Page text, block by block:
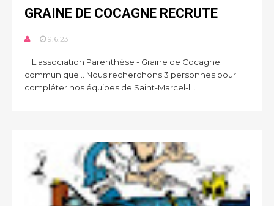
GRAINE DE COCAGNE RECRUTE
9.6.23
L'association Parenthèse - Graine de Cocagne
communique... Nous recherchons 3 personnes pour
compléter nos équipes de Saint-Marcel-l...